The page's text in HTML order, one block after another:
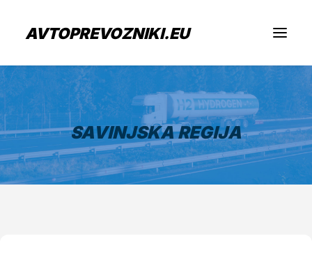
AVTOPREVOZNIKI.EU
Iščem prevoz
Sem prevoznik
SAVINJSKA REGIJA